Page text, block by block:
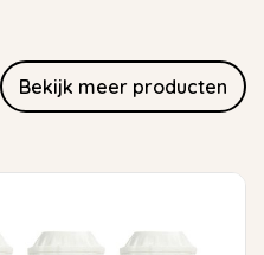
Bekijk meer producten